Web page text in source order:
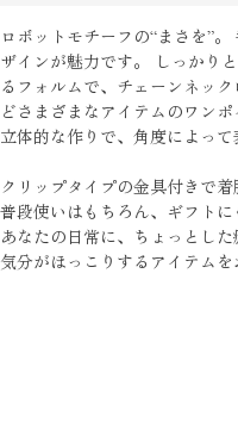
ロボットモチーフの“まさを”
ザインが魅力です。 しっかり
るフォルムで、チェーンネッ
どさまざまなアイテムのワンポ
立体的な作りで、角度によっ
クリップタイプの金具付きで着
普段使いはもちろん、ギフトに
あなたの日常に、ちょっとした
気分がほっこりするアイテムを